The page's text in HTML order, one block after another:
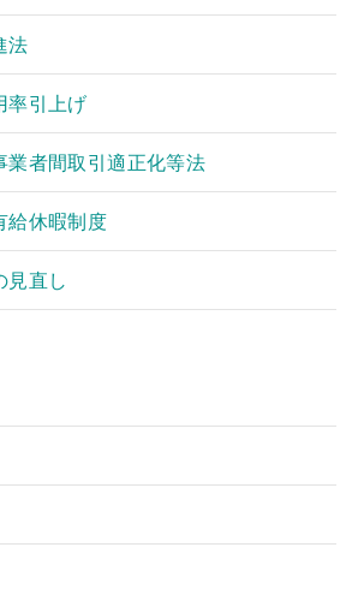
法
率引上げ
業者間取引適正化等法
給休暇制度
見直し